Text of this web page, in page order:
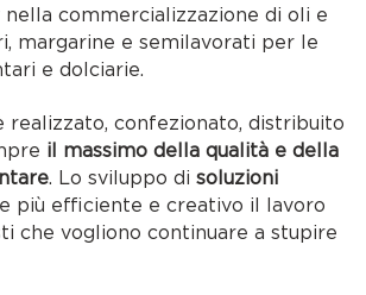
nella commercializzazione di oli e
margarine e semilavorati per le
e dolciarie.
realizzato, confezionato, distribuito
il massimo della qualità e della
. Lo sviluppo disoluzioni
più efficiente e creativo il lavoro
che vogliono continuare a stupire